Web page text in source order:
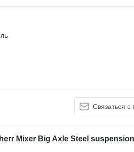
Связаться с
Mixer Big Axle Steel suspension